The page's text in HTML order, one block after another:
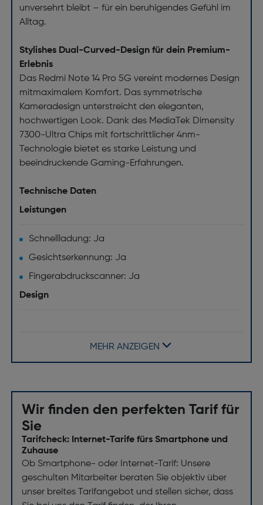
unversehrt bleibt – für ein beruhigendes Gefühl im
Alltag.
Stylishes Dual-Curved-Design für dein Premium-
Erlebnis
Das Redmi Note 14 Pro 5G vereint modernes Design
mitmaximalem Komfort. Das symmetrische
Kameradesign unterstreicht den eleganten,
hochwertigen Look. Dank des MediaTek Dimensity
7300-Ultra Chips mit fortschrittlicher 4nm-
Technologie bietet es starke Leistung und
beeindruckende Gaming-Erfahrungen.
Technische Daten
Leistungen
Schnellladung: Ja
Gesichtserkennung: Ja
Fingerabdruckscanner: Ja
Design
Gehäusematerial: Aluminium
Formfaktor: Balken
Galileo: Ja
Elektronischer Kompass: Ja
GPS: Ja
MEHR ANZEIGEN
Wir finden den perfekten Tarif für
Sie
Tarifcheck: Internet-Tarife fürs Smartphone und
Zuhause
Ob Smartphone- oder Internet-Tarif: Unsere
geschulten Mitarbeiter beraten Sie objektiv über
unser breites Tarifangebot und stellen sicher, dass